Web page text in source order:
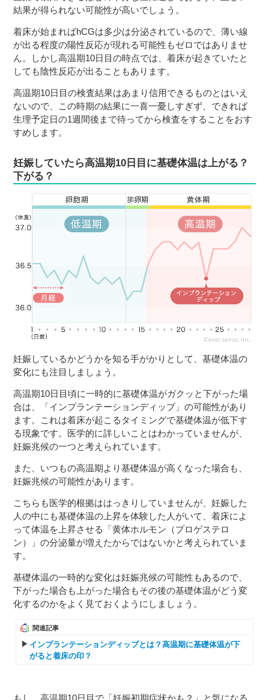
結果が得られない可能性が高いでしょう。
着床が始まればhCGは多少は分泌されているので、薄い線
が出る程度の陽性反応が現れる可能性もゼロではありませ
ん。しかし高温期10日目の時点では、着床が起きていたと
しても陰性反応が出ることもあります。
高温期10日目の検査結果はあまり信用できるものとはいえ
ないので、この時期の結果に一喜一憂しすぎず、できれば
生理予定日の1週間後まで待ってから検査をすることをおす
すめします。
妊娠していたら高温期10日目に基礎体温は上がる？
下がる？
妊娠しているかどうかを知る手がかりとして、基礎体温の
変化にも注目しましょう。
高温期10日目頃に一時的に基礎体温がガクッと下がった場
合は、「インプランテーションディップ」の可能性があり
ます。これは着床が起こるタイミングで基礎体温が低下す
る現象です。医学的に詳しいことはわかっていませんが、
妊娠兆候の一つと考えられています。
また、いつもの高温期より基礎体温が高くなった場合も、
妊娠兆候の可能性があります。
こちらも医学的根拠ははっきりしていませんが、妊娠した
人の中にも基礎体温の上昇を体験した人がいて、着床によ
って体温を上昇させる「黄体ホルモン（プロゲステロ
ン）」の分泌量が増えたからではないかと考えられていま
す。
基礎体温の一時的な変化は妊娠兆候の可能性もあるので、
下がった場合も上がった場合もその後の基礎体温がどう変
化するのかをよく見ておくようにしましょう。
関連記事
インプランテーションディップとは？高温期に基礎体温が下
がると着床の印？
もし、高温期10日目で「妊娠初期症状かも？」と気になる